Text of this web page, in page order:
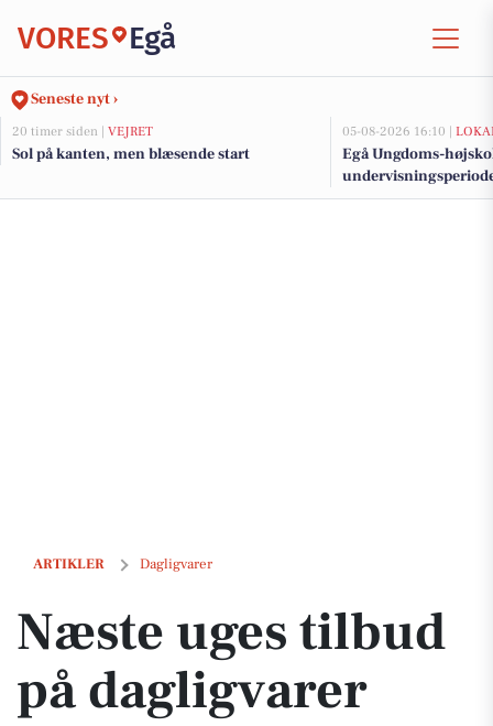
VORES Egå
Seneste nyt ›
20 timer siden | VEJRET
Sol på kanten, men blæsende start
05-08-2026 16:10 |
Egå Ungdoms-
ARTIKLER Dagligvarer
Næste uges tilbud på dagligvarer
Næste uges tilbud
på dagligvarer